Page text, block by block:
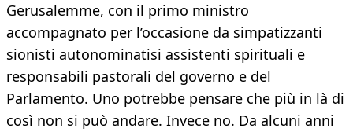
Gerusalemme, con il primo ministro
accompagnato per l’occasione da simpatizzanti
sionisti autonominatisi assistenti spirituali e
responsabili pastorali del governo e del
Parlamento. Uno potrebbe pensare che più in là di
così non si può andare. Invece no. Da alcuni anni